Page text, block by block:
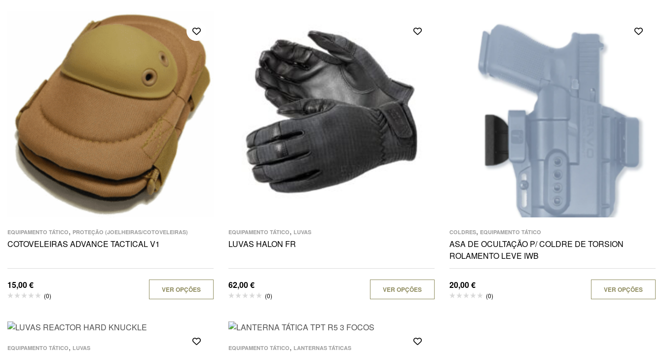
EQUIPAMENTO TÁTICO, PROTEÇÃO (JOELHEIRAS/COTOVELEIRAS)
COTOVELEIRAS ADVANCE TACTICAL V1
15,00€
(0)
VER OPÇÕES
EQUIPAMENTO TÁTICO, LUVAS
LUVAS HALON FR
62,00€
(0)
VER OPÇÕES
COLDRES, EQUIPAMENTO TÁTICO
ASA DE OCULTAÇÃO P/ COLDRE DE TORSION
ROLAMENTO LEVE IWB
20,00€
(0)
VER OPÇÕES
EQUIPAMENTO TÁTICO, LUVAS EQUIPAMENTO TÁTICO, LANTERNAS TÁTICAS